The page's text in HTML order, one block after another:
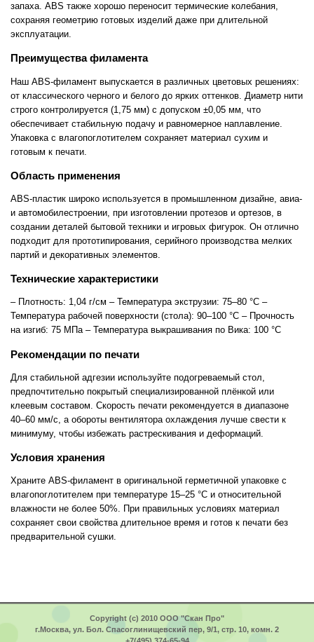
запаха. ABS также хорошо переносит термические колебания,
сохраняя геометрию готовых изделий даже при длительной
эксплуатации.
Преимущества филамента
Наш ABS-филамент выпускается в различных цветовых решениях:
от классического черного и белого до ярких оттенков. Диаметр нити
строго контролируется (1,75 мм) с допуском ±0,05 мм, что
обеспечивает стабильную подачу и равномерное наплавление.
Упаковка с влагопоглотителем сохраняет материал сухим и
готовым к печати.
Область применения
ABS-пластик широко используется в промышленном дизайне, авиа-
и автомобилестроении, при изготовлении протезов и ортезов, в
создании деталей бытовой техники и игровых фигурок. Он отлично
подходит для прототипирования, серийного производства мелких
партий и декоративных элементов.
Технические характеристики
– Плотность: 1,04 г/см – Температура экструзии: 75–80 °C –
Температура рабочей поверхности (стола): 90–100 °C – Прочность
на изгиб: 75 МПа – Температура выкрашивания по Вика: 100 °C
Рекомендации по печати
Для стабильной адгезии используйте подогреваемый стол,
предпочтительно покрытый специализированной плёнкой или
клеевым составом. Скорость печати рекомендуется в диапазоне
40–60 мм/с, а обороты вентилятора охлаждения лучше свести к
минимуму, чтобы избежать растрескивания и деформаций.
Условия хранения
Храните ABS-филамент в оригинальной герметичной упаковке с
влагопоглотителем при температуре 15–25 °C и относительной
влажности не более 50%. При правильных условиях материал
сохраняет свои свойства длительное время и готов к печати без
предварительной сушки.
Copyright (c) 2010 ООО "Скан Про"
г.Москва, ул. Бол. Спасоглинищевский пер, 9/1, стр. 10, комн. 2